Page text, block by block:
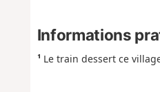
Informations
¹ Le train dessert ce